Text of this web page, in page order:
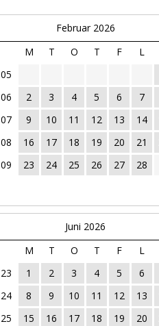
Februar 2026
M
T O T F L
05
06
2 3 4 5 6 7
07
9 10 11 12 13 14
08
16 17 18 19 20 21
09
23 24 25 26 27 28
Juni 2026
M
T O T F L
23
1 2 3 4 5 6
24
8 9 10 11 12 13
25
15 16 17 18 19 20